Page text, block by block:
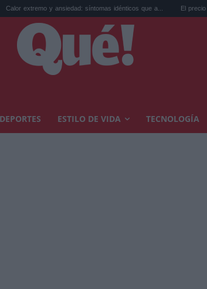
ansiedad: síntomas idénticos que a... El precio de la vivienda en
DEPORTES ESTILO DE VIDA TECNOLOGÍA